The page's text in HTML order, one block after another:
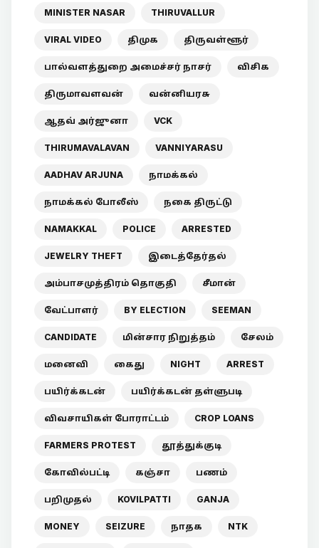
MINISTER NASAR THIRUVALLUR
VIRAL VIDEO திமுக திருவள்ளூர்
பால்வளத்துறை அமைச்சர் நாசர் விசிக
திருமாவளவன் வன்னியரசு
ஆதவ் அர்ஜுனா VCK
THIRUMAVALAVAN VANNIYARASU
AADHAV ARJUNA நாமக்கல்
நாமக்கல் போலீஸ் நகை திருட்டு
NAMAKKAL POLICE ARRESTED
JEWELRY THEFT இடைத்தேர்தல்
அம்பாசமுத்திரம் தொகுதி சீமான்
வேட்பாளர் BY ELECTION SEEMAN
CANDIDATE மின்சார நிறுத்தம் சேலம்
மனைவி கைது NIGHT ARREST
பயிர்க்கடன் பயிர்க்கடன் தள்ளுபடி
விவசாயிகள் போராட்டம் CROP LOANS
FARMERS PROTEST தூத்துக்குடி
கோவில்பட்டி கஞ்சா பணம்
பறிமுதல் KOVILPATTI GANJA
MONEY SEIZURE நாதக NTK